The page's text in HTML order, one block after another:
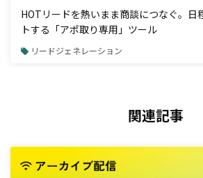
HOTリードを熱いまま商談につなぐ。日
トする「アポ取り専用」ツール
リードジェネレーション
関連記事